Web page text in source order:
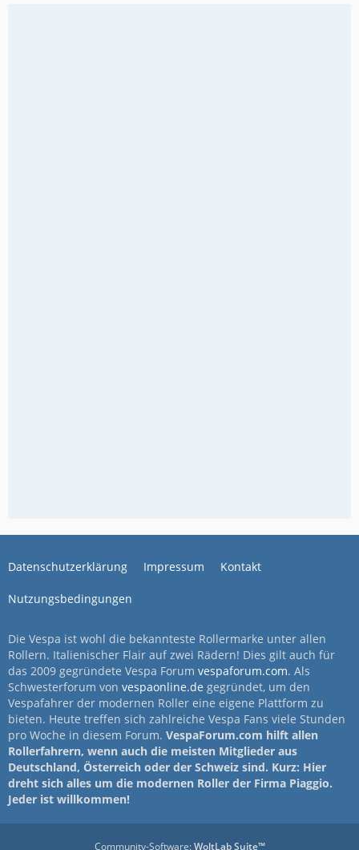
Datenschutzerklärung Impressum Kontakt
Nutzungsbedingungen
Die Vespa ist wohl die bekannteste Rollermarke unter allen
Rollern. Italienischer Flair auf zwei Rädern! Dies gilt auch für
das 2009 gegründete Vespa Forum vespaforum.com. Als
Schwesterforum von vespaonline.de gegründet, um den
Vespafahrer der modernen Roller eine eigene Plattform zu
bieten. Heute treffen sich zahlreiche Vespa Fans viele Stunden
pro Woche in diesem Forum. VespaForum.com hilft allen
Rollerfahrern, wenn auch die meisten Mitglieder aus
Deutschland, Österreich oder der Schweiz sind. Kurz: Hier
dreht sich alles um die modernen Roller der Firma Piaggio.
Jeder ist willkommen!
Community-Software:WoltLab Suite™